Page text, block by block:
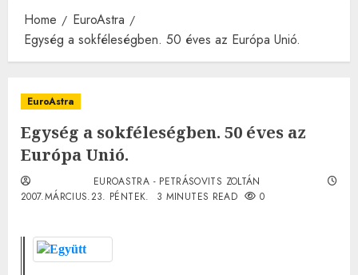
Home
EuroAstra
Egység a sokféleségben. 50 éves az Európa Unió.
EuroAstra
Egység a sokféleségben. 50 éves az
Európa Unió.
EUROASTRA - PETRÁSOVITS ZOLTÁN
2007.MÁRCIUS.23. PÉNTEK.
3 MINUTES READ 0